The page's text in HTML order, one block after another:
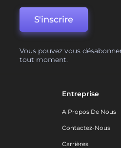
S'inscrire
Vous pouvez vous
tout moment.
Entreprise
A Propos De Nous
Contactez-Nous
Carrières